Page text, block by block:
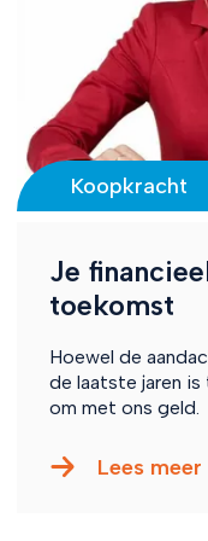
Koopkracht
Je
toekomst
Hoewel de
de laatste jaren
om met ons geld.
Lees meer